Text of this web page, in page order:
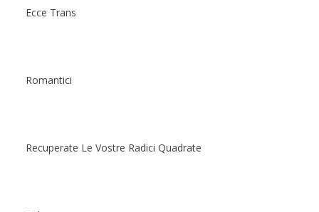
Ecce Trans
Romantici
Recuperate Le Vostre Radici Quadrate